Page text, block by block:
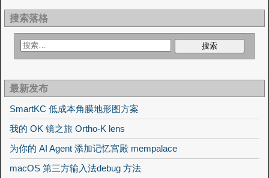
搜索落格
最新发布
SmartKC 低成本角膜地形图方案
我的 OK 镜之旅 Ortho-K lens
为你的 AI Agent 添加记忆宫殿 mempalace
macOS 第三方输入法debug 方法